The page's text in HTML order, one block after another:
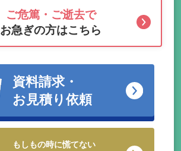
ご危篤・ご逝去で
お急ぎの方はこちら
資料請求・
お見積り依頼
もしもの時に慌てない